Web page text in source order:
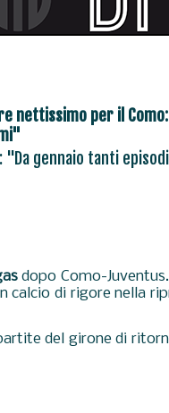
nettissimo per il Como:
"Da gennaio tanti
dopo Como-
calcio di rigore nella
del girone di